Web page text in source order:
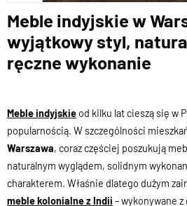
Meble indyjskie w
wyjątkowy styl,
ręczne wykonanie
Meble indyjskie od kilku lat cieszą się w
popularnością. W szczególności
Warszawa, coraz częściej poszukują
naturalnym wyglądem, solidnym
charakterem. Właśnie dlatego dużym
meble kolonialne z Indii – wykonywane